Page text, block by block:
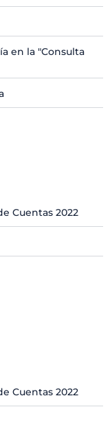
en la "Consulta
Cuentas 2022
Cuentas 2022